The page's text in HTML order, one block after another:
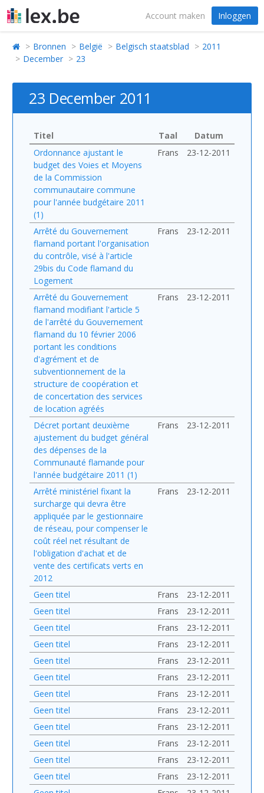
Account maken Inloggen
Bronnen België Belgisch staatsblad
2011
December
23
23 December 2011
Titel Taal
Datum
Ordonnance ajustant le
budget des Voies et Moyens
de la Commission
communautaire commune
pour l'année budgétaire 2011
(1)
Frans 23-12-2011
Arrêté du Gouvernement
flamand portant l'organisation
du contrôle, visé à l'article
29bis du Code flamand du
Logement
Frans 23-12-2011
Arrêté du Gouvernement
flamand modifiant l'article 5
de l'arrêté du Gouvernement
flamand du 10 février 2006
portant les conditions
d'agrément et de
subventionnement de la
structure de coopération et
de concertation des services
de location agréés
Frans 23-12-2011
Décret portant deuxième
ajustement du budget général
des dépenses de la
Communauté flamande pour
l'année budgétaire 2011 (1)
Frans 23-12-2011
Arrêté ministériel fixant la
surcharge qui devra être
appliquée par le gestionnaire
de réseau, pour compenser le
coût réel net résultant de
l'obligation d'achat et de
vente des certificats verts en
2012
Frans 23-12-2011
Geen titel Frans
23-12-2011
Geen titel
Frans
23-12-2011
Geen titel
Frans
23-12-2011
Geen titel
Frans
23-12-2011
Geen titel
Frans
23-12-2011
Geen titel
Frans
23-12-2011
Geen titel
Frans
23-12-2011
Geen titel
Frans
23-12-2011
Geen titel
Frans
23-12-2011
Geen titel
Frans
23-12-2011
Geen titel
Frans
23-12-2011
Geen titel
Frans
23-12-2011